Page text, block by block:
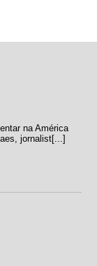
na América
jornalist[...]